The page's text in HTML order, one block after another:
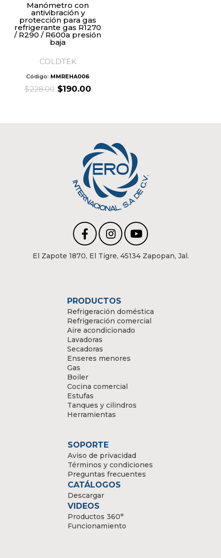
Manómetro con
antivibración y
protección para gas
refrigerante gas R1270
/ R290 / R600a presión
baja
COLDTEK
Código: MMREHA006
$228.00 Original
$190.00Current
El Zapote 1870, El Tigre, 45134 Zapopan, Jal.
PRODUCTOS
Refrigeración doméstica
Refrigeración comercial
Aire acondicionado
Lavadoras
Secadoras
Enseres menores
Gas
Boiler
Cocina comercial
Estufas
Tanques y cilindros
Herramientas
SOPORTE
Aviso de privacidad
Términos y condiciones
Preguntas frecuentes
CATÁLOGOS
Descargar
VIDEOS
Productos 360°
Funcionamiento